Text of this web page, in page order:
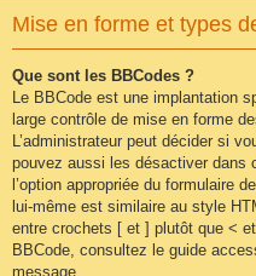
Mise en forme et types
Que sont les BBCodes ?
Le BBCode est une implantation
large contrôle de mise en forme
L’administrateur peut décider si
pouvez aussi les désactiver dans
l’option appropriée du formulaire
lui-même est similaire au style
entre crochets [ et ] plutôt que <
BBCode, consultez le guide
message.